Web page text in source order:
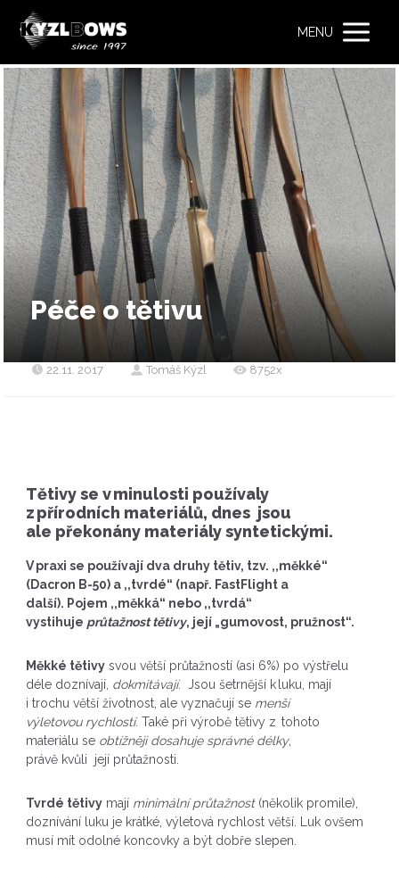
MENU
Péče o tětivu
22.11. 2017 Tomáš Kýzl 8752x
Tětivy se v minulosti používaly
z přírodních materiálů, dnes jsou
ale překonány materiály syntetickými.
V praxi se používají dva druhy tětiv, tzv. ,,měkké“
(Dacron B-50) a ,,tvrdé“ (např. FastFlight a
další). Pojem ,,měkká“ nebo ,,tvrdá“
vystihuje průtažnost tětivy, její „gumovost, pružnost“.
Měkké tětivy svou větší průtažností (asi 6%) po výstřelu
déle doznívají, dokmitávají. Jsou šetrnější k luku, mají
i trochu větší životnost, ale vyznačují se menší
výletovou rychlostí. Také při výrobě tětivy z tohoto
materiálu se obtížněji dosahuje správné délky,
právě kvůli její průtažnosti.
Tvrdé tětivy mají minimální průtažnost(několik promile),
doznívání luku je krátké, výletová rychlost větší. Luk ovšem
musí mít odolné koncovky a být dobře slepen.